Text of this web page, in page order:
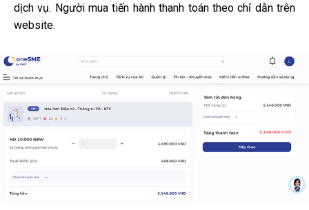
dịch vụ. Người mua tiến hành thanh toán theo chỉ dẫn trên
website.